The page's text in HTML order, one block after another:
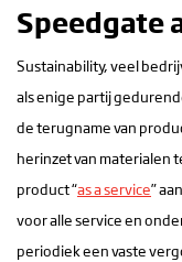
Speedgate
Sustainability, veel
als enige partij
de terugname van
herinzet van materialen
product “as a service”
voor alle service en
periodiek een vaste